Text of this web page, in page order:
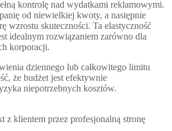
kontrolę nad wydatkami reklamowymi.
od niewielkiej kwoty, a następnie
wzrostu skuteczności. Ta elastyczność
idealnym rozwiązaniem zarówno dla
korporacji.
dziennego lub całkowitego limitu
że budżet jest efektywnie
niepotrzebnych kosztów.